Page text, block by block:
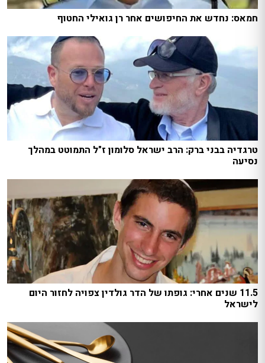
חמאס: נחדש את החיפושים אחר רן גואילי החטוף
טרגדיה בבני ברק: הרב ישראל סלומון ז"ל התמוטט במהלך
נסיעה
11.5 שנים אחרי: גופתו של הדר גולדין צפויה לחזור היום
לישראל